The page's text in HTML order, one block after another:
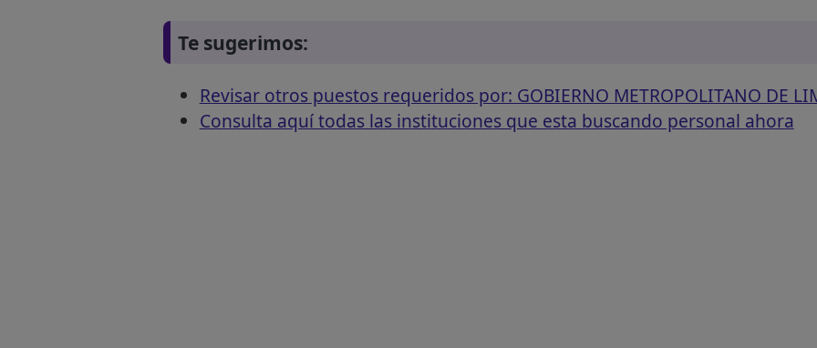
Te sugerimos:
Revisar otros puestos requeridos por: GOBIERNO METROPOLITANO DE
Consulta aquí todas las instituciones que esta buscando personal ahora